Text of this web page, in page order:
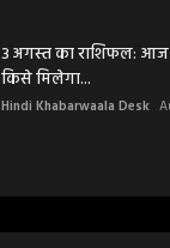
3 अगस्त का राशिफल:
किसे मिलेगा...
Hindi Khabarwaala Desk